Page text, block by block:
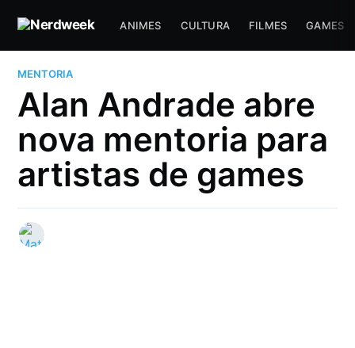
ANIMES CULTURA FILMES GAMES
MENTORIA
Alan Andrade abre
nova mentoria para
artistas de games